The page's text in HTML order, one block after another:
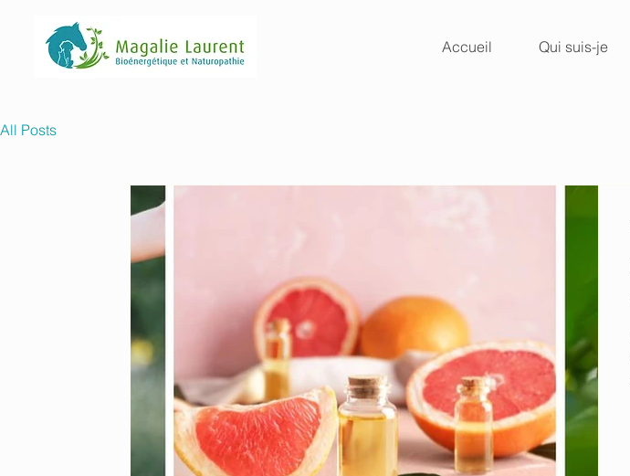
Accueil Qui suis-je
All Posts